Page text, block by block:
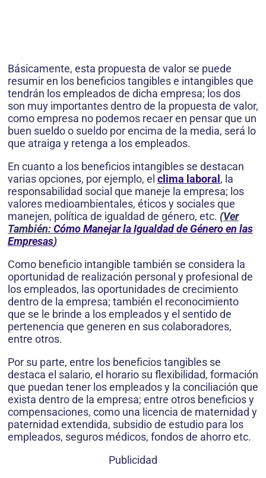
Básicamente, esta propuesta de valor se puede
resumir en los beneficios tangibles e intangibles que
tendrán los empleados de dicha empresa; los dos
son muy importantes dentro de la propuesta de valor,
como empresa no podemos recaer en pensar que un
buen sueldo o sueldo por encima de la media, será lo
que atraiga y retenga a los empleados.
En cuanto a los beneficios intangibles se destacan
varias opciones, por ejemplo, el clima laboral , la
responsabilidad social que maneje la empresa; los
valores medioambientales, éticos y sociales que
manejen, política de igualdad de género, etc. (Ver
También:Cómo Manejar la Igualdad de Género en las
Empresas)
Como beneficio intangible también se considera la
oportunidad de realización personal y profesional de
los empleados, las oportunidades de crecimiento
dentro de la empresa; también el reconocimiento
que se le brinde a los empleados y el sentido de
pertenencia que generen en sus colaboradores,
entre otros.
Por su parte, entre los beneficios tangibles se
destaca el salario, el horario su flexibilidad, formación
que puedan tener los empleados y la conciliación que
exista dentro de la empresa; entre otros beneficios y
compensaciones, como una licencia de maternidad y
paternidad extendida, subsidio de estudio para los
empleados, seguros médicos, fondos de ahorro etc.
Publicidad